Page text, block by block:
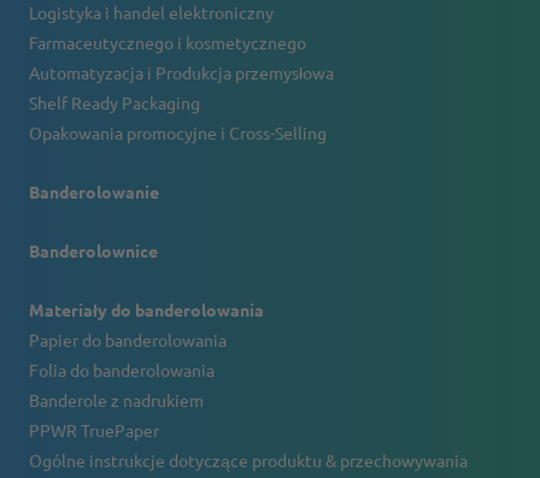
Logistyka i handel elektroniczny
Farmaceutycznego i kosmetycznego
Automatyzacja i Produkcja przemysłowa
Shelf Ready Packaging
Opakowania promocyjne i Cross-Selling
Banderolowanie
Banderolownice
Materiały do banderolowania
Papier do banderolowania
Folia do banderolowania
Banderole z nadrukiem
PPWR TruePaper
Ogólne instrukcje dotyczące produktu & przechowywania